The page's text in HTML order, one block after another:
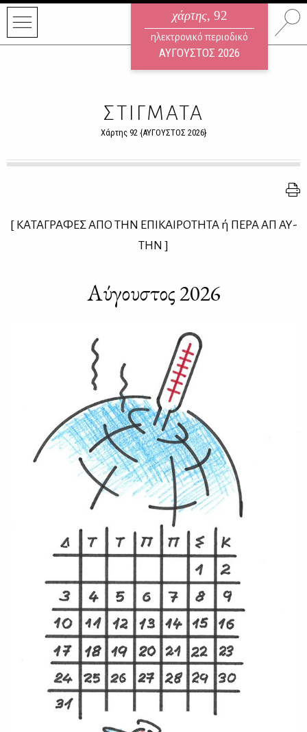
χάρτης, 92
ηλεκτρονικό περιοδικό
ΑΥΓΟΥΣΤΟΣ 2026
ΣΤΙΓΜΑΤΑ
Χάρτης 92 {ΑΥΓΟΥΣΤΟΣ 2026}
[ ΚΑ­ΤΑ­ΓΡΑ­ΦΕΣ ΑΠΟ ΤΗΝ ΕΠΙ­ΚΑΙ­ΡΟ­ΤΗ­ΤΑ ή ΠΕ­ΡΑ ΑΠ᾽ ΑΥ­
ΤΗΝ ]
Αύ­γου­στος 2026